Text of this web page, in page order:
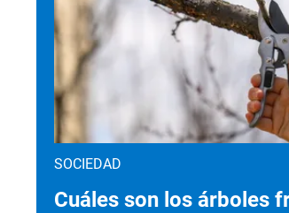
SOCIEDAD
Cuáles son los árboles